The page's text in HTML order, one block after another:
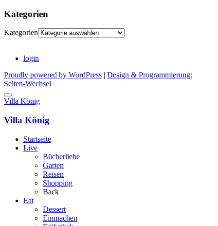
Kategorien
Kategorien
login
Proudly powered by WordPress
Design & Programmierung:
Seiten-Wechsel
Villa König
Villa König
Startseite
Live
Bücherliebe
Garten
Reisen
Shopping
Back
Eat
Dessert
Einmachen